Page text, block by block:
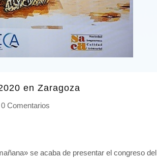
en Zaragoza
0 Comentarios
se acaba de presentar el congreso del